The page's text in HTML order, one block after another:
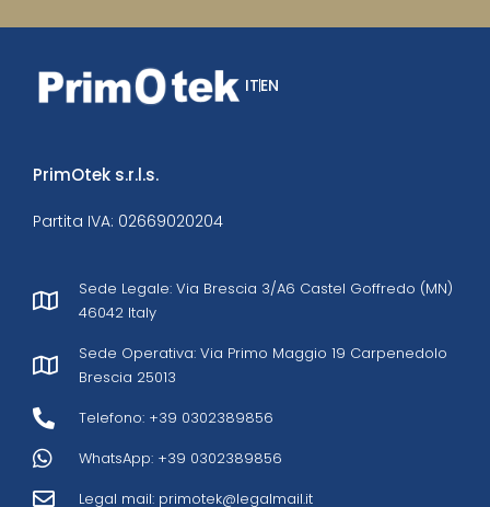
ITEN
PrimOtek s.r.l.s.
Partita IVA: 02669020204
Sede Legale: Via Brescia 3/A6 Castel Goffredo (MN)
46042 Italy
Sede Operativa: Via Primo Maggio 19 Carpenedolo
Brescia 25013
Telefono: +39 0302389856
WhatsApp: +39 0302389856
Legal mail: primotek@legalmail.it